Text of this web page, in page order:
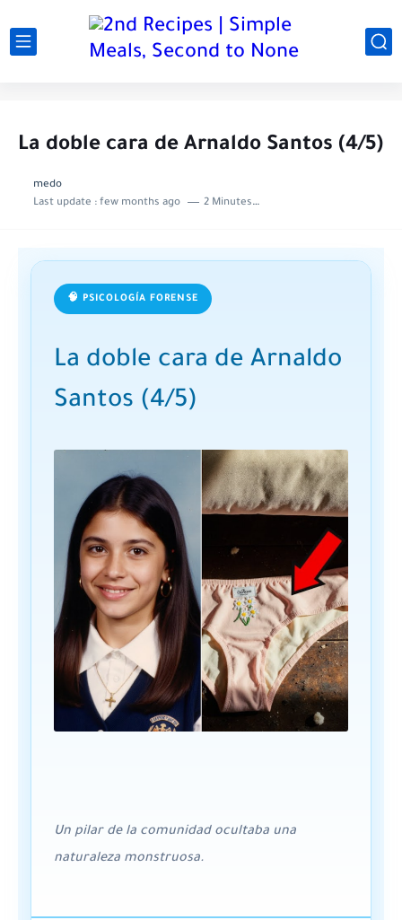
La doble cara de Arnaldo Santos (4/5)
medo
Last update : few months ago 2 Minutes to read
🧠 PSICOLOGÍA FORENSE
La doble cara de Arnaldo
Santos (4/5)
Un pilar de la comunidad ocultaba una
naturaleza monstruosa.